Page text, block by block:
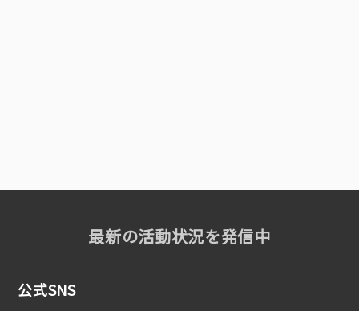
最新の活動状況を発信中
公式SNS